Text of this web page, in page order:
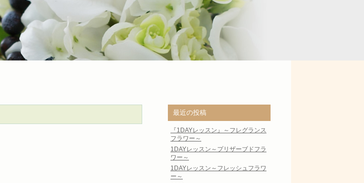
最近の投稿
『1DAYレッスン』～フレグランス
フラワー～
1DAYレッスン～プリザーブドフラ
ワー～
1DAYレッスン～フレッシュフラワ
ー～